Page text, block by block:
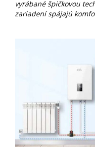
vyrábané špičkovou
zariadení spájajú